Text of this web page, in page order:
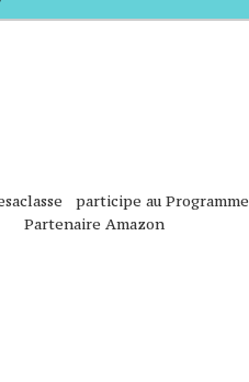
participe au Programme
Partenaire Amazon